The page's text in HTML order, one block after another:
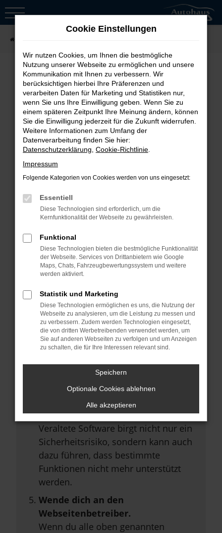
Zum
Fehler: Network Error
Beim Laden ist ein Fehler aufgetreten.
Hier sind ein paar Tipps, die dir helfen
können:
Überprüfe deine Firewall und
deine Internetverbindung.
Beispiel deine Suchmaschine?
Prüfe deine
Browsererweiterungen.
Manche Erweiterungen, wie
Werbeblocker, können das Laden
bestimmter Seiten verhindern.
anderen Browser oder in einem
privaten Fenster?
Starte dein Gerät neu.
Das kann manchmal helfen,
Stelle sicher, dass dein Browser
und dein Betriebssystem auf dem
neuesten Stand sind.
Veraltete Software birgt nicht nur ein
Sicherheitsrisiko, sondern kann auch
dazu führen, dass bestimmte
Funktionen nicht mehr unterstützt
werden.
Wende dich an den
Webseitenbetreiber.
Wenn du alle oben genannten
Cookie Einstellungen
Wir nutzen Cookies, um Ihnen die bestmögliche
Nutzung unserer Webseite zu ermöglichen und unsere
Kommunikation mit Ihnen zu verbessern. Wir
berücksichtigen hierbei Ihre Präferenzen und
verarbeiten Daten für Marketing und Statistiken nur,
wenn Sie uns Ihre Einwilligung geben. Wenn Sie zu
einem späteren Zeitpunkt Ihre Meinung ändern, können
Sie die Einwilligung jederzeit für die Zukunft widerrufen.
Weitere Informationen zum Umfang der
Datenverarbeitung finden Sie hier:
Datenschutzerklärung Cookie-Richtlinie
Impressum
Folgende Kategorien von Cookies werden von uns eingesetzt:
Essentiell
Diese Technologien sind erforderlich, um die
Kernfunktionalität der Webseite zu gewährleisten.
Funktional
Diese Technologien bieten die bestmögliche Funktionalität
der Webseite. Services von Drittanbietern wie Google
Maps, Chats, Fahrzeugbewertungssystem und weitere
werden aktiviert.
Statistik und Marketing
Diese Technologien ermöglichen es uns, die Nutzung der
Webseite zu analysieren, um die Leistung zu messen und
zu verbessern. Zudem werden Technologien eingesetzt,
die von dritten Werbetreibenden verwendet werden, um
Sie auf anderen Webseiten zu verfolgen und um Anzeigen
zu schalten, die für Ihre Interessen relevant sind.
Speichern
Optionale Cookies ablehnen
Alle akzeptieren